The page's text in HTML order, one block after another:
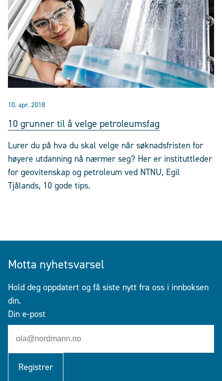
10. apr. 2018
10 grunner til å velge petroleumsfag
Lurer du på hva du skal velge når søknadsfristen for
høyere utdanning nå nærmer seg? Her er instituttleder
for geovitenskap og petroleum ved NTNU, Egil
Tjålands, 10 gode tips.
Motta nyhetsvarsel
Hold deg oppdatert og få siste nytt fra oss i innboksen
din.
Din e-post
Registrer